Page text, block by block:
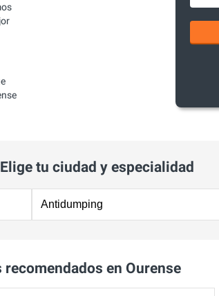
Elige tu ciudad y especialidad
en Ourense